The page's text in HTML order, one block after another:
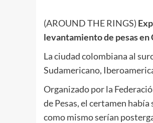
(AROUND THE RINGS)
levantamiento de pesas en
La ciudad colombiana al
Sudamericano,
Organizado por la
de Pesas, el certamen
como mismo serían